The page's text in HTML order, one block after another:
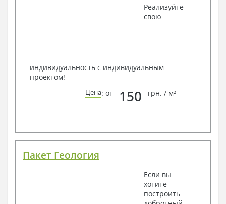
Реализуйте
свою
индивидуальность с индивидуальным
проектом!
Цена: от 150 грн. / м²
Пакет Геология
Если вы
хотите
построить